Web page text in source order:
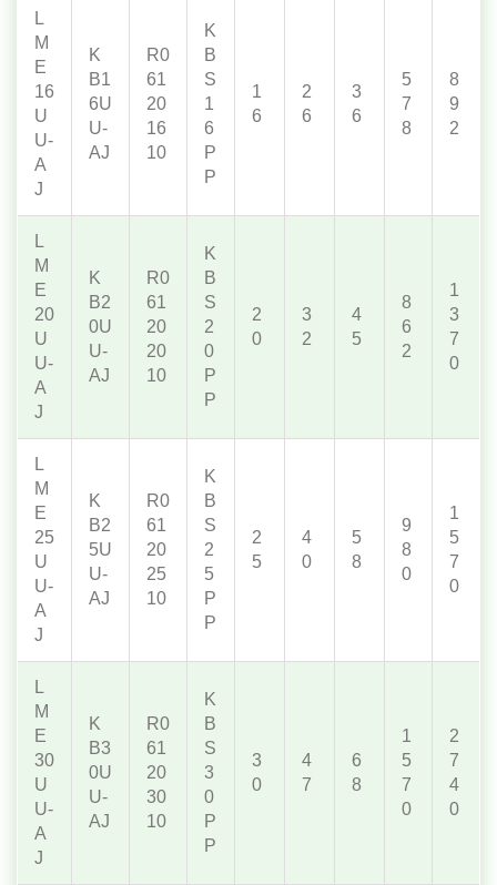
L
M
E
16
U
U-
A
J
K
B1
6U
U-
AJ
R0
61
20
16
10
K
B
S
1
6
P
P
1
6
2
6
3
6
5
7
8
8
9
2
L
M
E
20
U
U-
A
J
K
B2
0U
U-
AJ
R0
61
20
20
10
K
B
S
2
0
P
P
2
0
3
2
4
5
8
6
2
1
3
7
0
L
M
E
25
U
U-
A
J
K
B2
5U
U-
AJ
R0
61
20
25
10
K
B
S
2
5
P
P
2
5
4
0
5
8
9
8
0
1
5
7
0
L
M
E
30
U
U-
A
J
K
B3
0U
U-
AJ
R0
61
20
30
10
K
B
S
3
0
P
P
3
0
4
7
6
8
1
5
7
0
2
7
4
0